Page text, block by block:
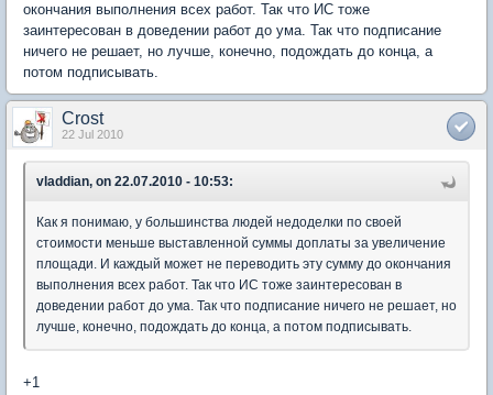
окончания выполнения всех работ. Так что ИС тоже
заинтересован в доведении работ до ума. Так что подписание
ничего не решает, но лучше, конечно, подождать до конца, а
потом подписывать.
Crost
22 Jul 2010
vladdian, on 22.07.2010 - 10:53:
Как я понимаю, у большинства людей недоделки по своей
стоимости меньше выставленной суммы доплаты за увеличение
площади. И каждый может не переводить эту сумму до окончания
выполнения всех работ. Так что ИС тоже заинтересован в
доведении работ до ума. Так что подписание ничего не решает, но
лучше, конечно, подождать до конца, а потом подписывать.
+1